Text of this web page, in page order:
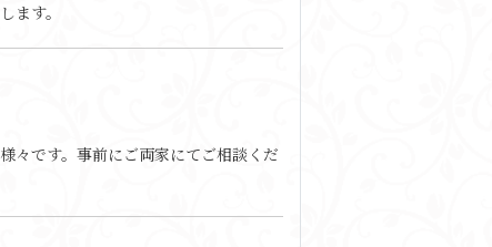
ます。
々です。事前にご両家にてご相談くだ